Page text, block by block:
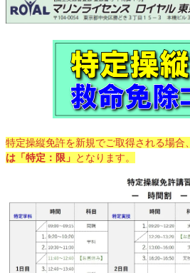
特定操縦免許を新規でご取得される場合、
は「特定：限」 となります。